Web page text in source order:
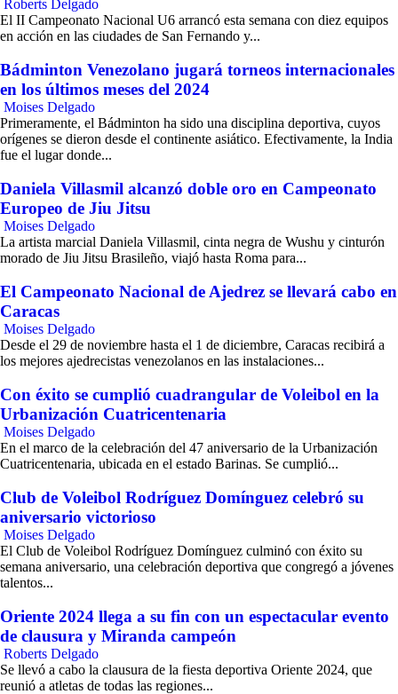
Roberts Delgado
El II Campeonato Nacional U6 arrancó esta semana con diez equipos
en acción en las ciudades de San Fernando y...
Bádminton Venezolano jugará torneos internacionales
en los últimos meses del 2024
Moises Delgado
Primeramente, el Bádminton ha sido una disciplina deportiva, cuyos
orígenes se dieron desde el continente asiático. Efectivamente, la India
fue el lugar donde...
Daniela Villasmil alcanzó doble oro en Campeonato
Europeo de Jiu Jitsu
Moises Delgado
La artista marcial Daniela Villasmil, cinta negra de Wushu y cinturón
morado de Jiu Jitsu Brasileño, viajó hasta Roma para...
El Campeonato Nacional de Ajedrez se llevará cabo en
Caracas
Moises Delgado
Desde el 29 de noviembre hasta el 1 de diciembre, Caracas recibirá a
los mejores ajedrecistas venezolanos en las instalaciones...
Con éxito se cumplió cuadrangular de Voleibol en la
Urbanización Cuatricentenaria
Moises Delgado
En el marco de la celebración del 47 aniversario de la Urbanización
Cuatricentenaria, ubicada en el estado Barinas. Se cumplió...
Club de Voleibol Rodríguez Domínguez celebró su
aniversario victorioso
Moises Delgado
El Club de Voleibol Rodríguez Domínguez culminó con éxito su
semana aniversario, una celebración deportiva que congregó a jóvenes
talentos...
Oriente 2024 llega a su fin con un espectacular evento
de clausura y Miranda campeón
Roberts Delgado
Se llevó a cabo la clausura de la fiesta deportiva Oriente 2024, que
reunió a atletas de todas las regiones...